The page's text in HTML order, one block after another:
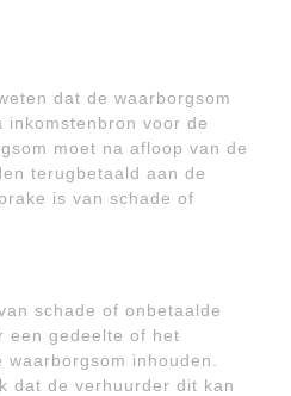
dat de waarborgsom
voor de
moet na afloop van de
terugbetaald aan de
is van schade of
schade of onbetaalde
een gedeelte of het
inhouden.
dat de verhuurder dit kan